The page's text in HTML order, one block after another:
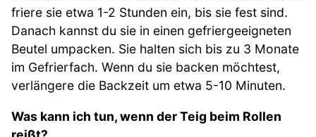
friere sie etwa 1-2 Stunden ein, bis sie fest sind.
Danach kannst du sie in einen gefriergeeigneten
Beutel umpacken. Sie halten sich bis zu 3 Monate
im Gefrierfach. Wenn du sie backen möchtest,
verlängere die Backzeit um etwa 5-10 Minuten.
Was kann ich tun, wenn der Teig beim Rollen